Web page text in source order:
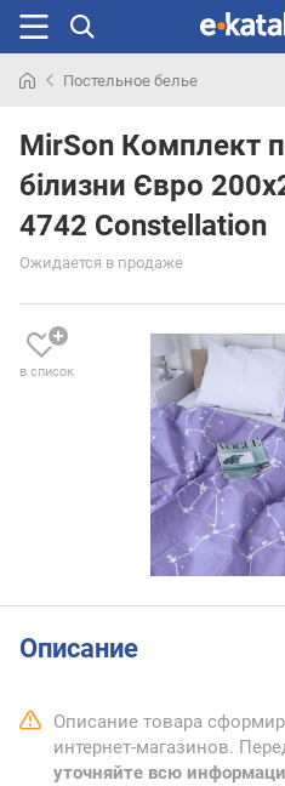
раньше
Постельное белье
MirSon Комплект
білизни Євро
4742 Constellation
Ожидается в продаже
в список
Описание
Описание товара
интернет-магазинов.
уточняйте всю